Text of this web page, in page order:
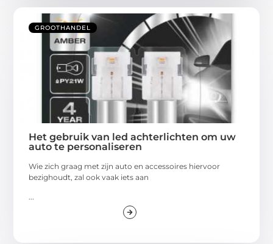
GROOTHANDEL
Het gebruik van led achterlichten om uw
auto te personaliseren
Wie zich graag met zijn auto en accessoires hiervoor
bezighoudt, zal ook vaak iets aan
...